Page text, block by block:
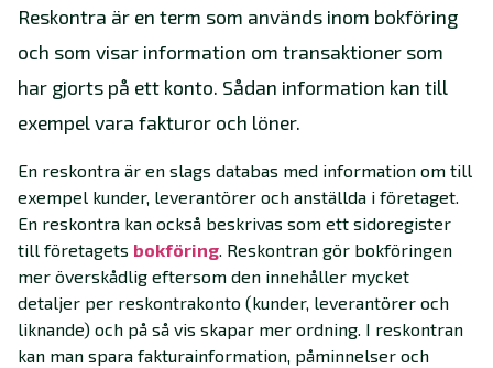
Reskontra är en term som används inom bokföring
och som visar information om transaktioner som
har gjorts på ett konto. Sådan information kan till
exempel vara fakturor och löner.
En reskontra är en slags databas med information om till
exempel kunder, leverantörer och anställda i företaget.
En reskontra kan också beskrivas som ett sidoregister
till företagets bokföring. Reskontran gör bokföringen
mer överskådlig eftersom den innehåller mycket
detaljer per reskontrakonto (kunder, leverantörer och
liknande) och på så vis skapar mer ordning. I reskontran
kan man spara fakturainformation, påminnelser och